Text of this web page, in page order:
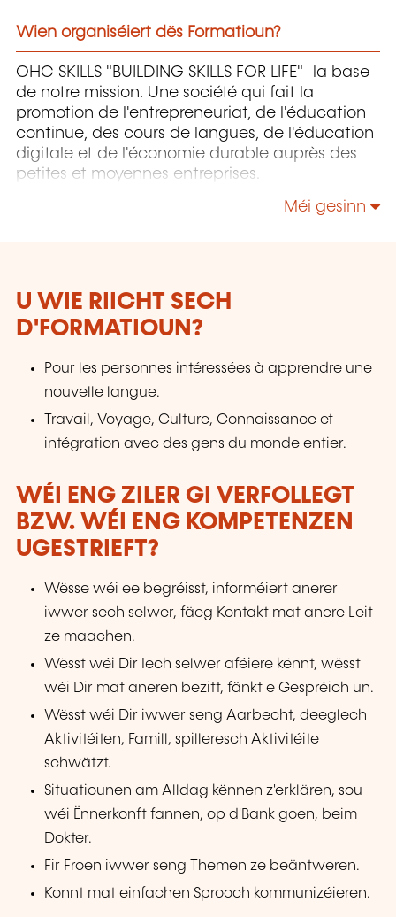
Wien organiséiert dës Formatioun?
OHC SKILLS "BUILDING SKILLS FOR LIFE"- la base
de notre mission. Une société qui fait la
promotion de l'entrepreneuriat, de l'éducation
continue, des cours de langues, de l'éducation
digitale et de l'économie durable auprès des
petites et moyennes entreprises.
Méi gesinn
U WIE RIICHT SECH
D'FORMATIOUN?
Pour les personnes intéressées à apprendre une
nouvelle langue.
Travail, Voyage, Culture, Connaissance et
intégration avec des gens du monde entier.
WÉI ENG ZILER GI VERFOLLEGT
BZW. WÉI ENG KOMPETENZEN
UGESTRIEFT?
Wësse wéi ee begréisst, informéiert anerer
iwwer sech selwer, fäeg Kontakt mat anere Leit
ze maachen.
Wësst wéi Dir Iech selwer aféiere kënnt, wësst
wéi Dir mat aneren bezitt, fänkt e Gespréich un.
Wësst wéi Dir iwwer seng Aarbecht, deeglech
Aktivitéiten, Famill, spilleresch Aktivitéite
schwätzt.
Situatiounen am Alldag kënnen z'erklären, sou
wéi Ënnerkonft fannen, op d'Bank goen, beim
Dokter.
Fir Froen iwwer seng Themen ze beäntweren.
Konnt mat einfachen Sprooch kommunizéieren.